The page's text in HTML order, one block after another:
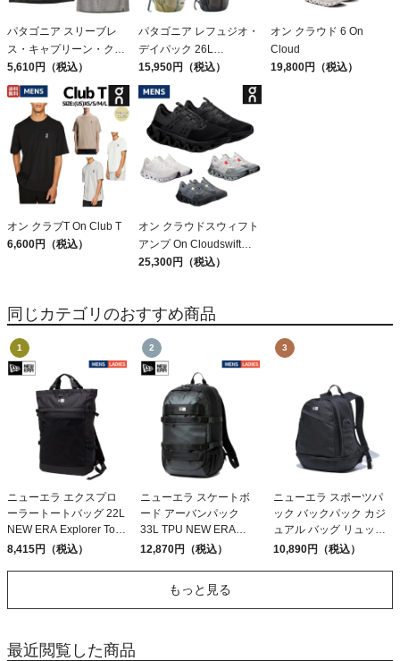
パタゴニア スリーブレ
ス・キャプリーン・クー
ル・デイリー・シャツ
Patagonia Sleeveless
Capilene Cool Daily
Shirt
5,610円（税込）
パタゴニア レフュジオ・
デイパック 26L
PATAGONIA REFUGIO
DAY PACK 47914
15,950円（税込）
オン クラウド 6 On
Cloud
19,800円（税込）
オン クラブT On Club T
6,600円（税込）
オン クラウドスウィフト
アンプ On Cloudswift
Amp
25,300円（税込）
同じカテゴリのおすすめ商品
ニューエラ エクスプロ
ーラートートバッグ 22L
NEW ERA Explorer Tote
Bag Black
8,415円（税込）
ニューエラ スケートボ
ード アーバンパック
33L TPU NEW ERA
Skateboard Urban Pack
12,870円（税込）
ニューエラ スポーツパ
ック バックパック カジ
ュアル バッグ リュック
NEW ERA 31L SPORTS
10,890円（税込）
もっと見る
最近閲覧した商品